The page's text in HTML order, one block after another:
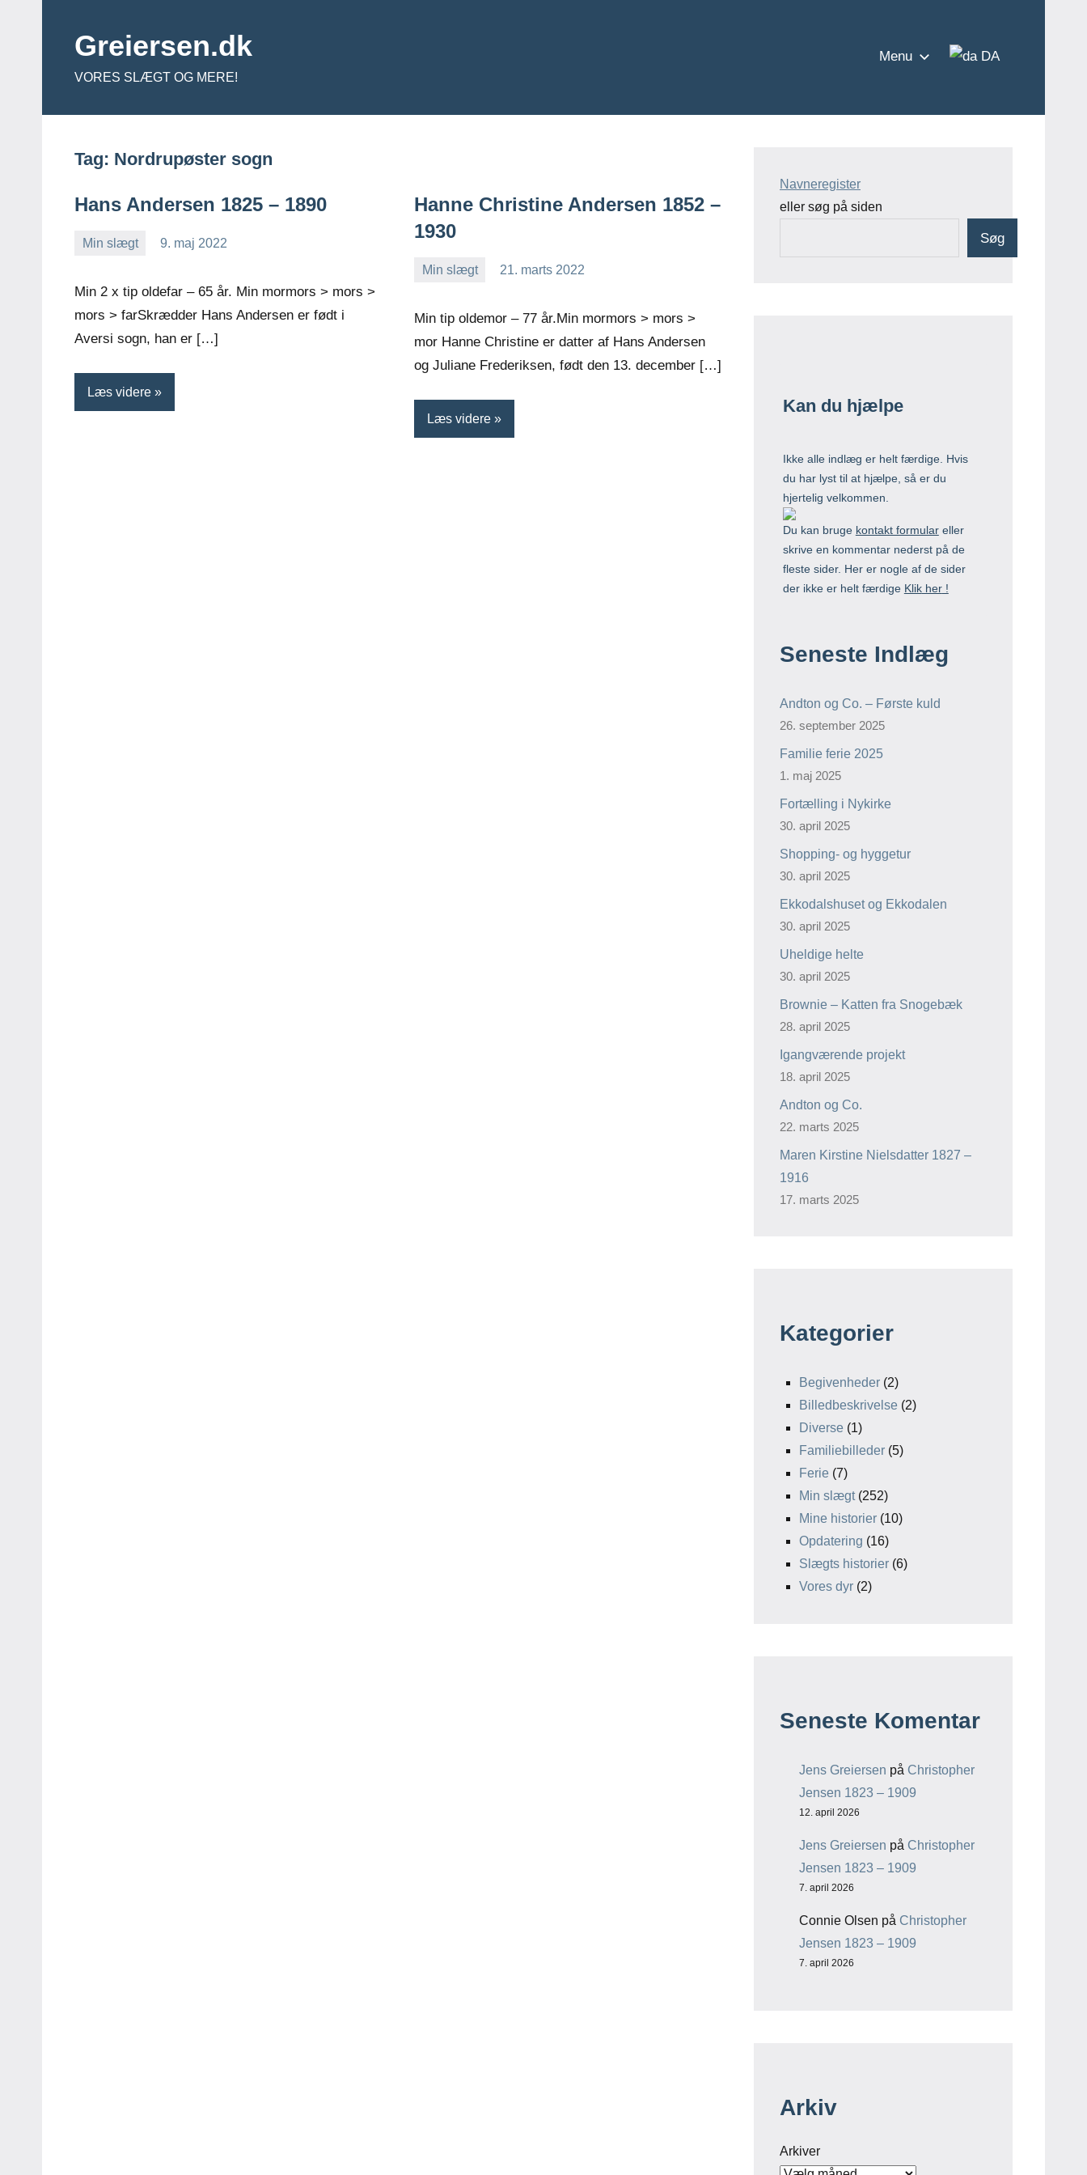
indholdGreiersen.dk
VORES SLÆGT OG MERE!
Menu DA
Tag: Nordrupøster sogn
Hans Andersen 1825 – 1890
Min slægt
9. maj 2022
Min 2 x tip oldefar – 65 år. Min mormors > mors >
mors > farSkrædder Hans Andersen er født i
Aversi sogn, han er […]
Læs videre
Hanne Christine Andersen 1852 –
1930
Min slægt
21. marts 2022
Min tip oldemor – 77 år.Min mormors > mors >
mor Hanne Christine er datter af Hans Andersen
og Juliane Frederiksen, født den 13. december […]
Læs videre
Navneregister
eller søg på siden
Søg
Kan du hjælpe
Ikke alle indlæg er helt færdige. Hvis
du har lyst til at hjælpe, så er du
hjertelig velkommen.
Du kan bruge kontakt formulareller
skrive en kommentar nederst på de
fleste sider. Her er nogle af de sider
der ikke er helt færdige Klikher!
Seneste Indlæg
Andton og Co. – Første kuld
26. september 2025
Familie ferie 2025
1. maj 2025
Fortælling i Nykirke
30. april 2025
Shopping- og hyggetur
30. april 2025
Ekkodalshuset og Ekkodalen
30. april 2025
Uheldige helte
30. april 2025
Brownie – Katten fra Snogebæk
28. april 2025
Igangværende projekt
18. april 2025
Andton og Co.
22. marts 2025
Maren Kirstine Nielsdatter 1827 –
1916
17. marts 2025
Kategorier
Begivenheder (2)
Billedbeskrivelse (2)
Diverse (1)
Familiebilleder (5)
Ferie (7)
Min slægt(252)
Mine historier (10)
Opdatering (16)
Slægts historier (6)
Vores dyr (2)
Seneste Komentar
Jens Greiersen på Christopher
Jensen 1823 – 1909
12. april 2026
Jens Greiersen på Christopher
Jensen 1823 – 1909
7. april 2026
Connie Olsen på Christopher
Jensen 1823 – 1909
7. april 2026
Arkiv
Arkiver